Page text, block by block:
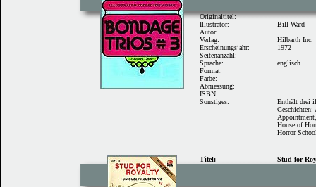
Originaltitel:
Illustrator:
Autor:
Verlag:
Bill Ward
Hilbarth Inc.
Erscheinungsjahr:
Seitenanzahl:
Sprache:
Format:
Farbe:
Abmessung:
ISBN:
Sonstiges:
1972
englisch
Enthält drei
House of
Horror
Titel: Stud for